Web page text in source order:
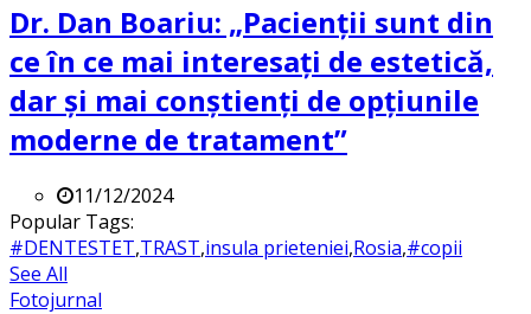
Dr. Dan Boariu: „Pacienții sunt din
ce în ce mai interesați de estetică,
dar și mai conștienți de opțiunile
moderne de tratament”
11/12/2024
Popular Tags:
#DENTESTET,TRAST,insula prieteniei,Rosia,#copii
See All
Fotojurnal